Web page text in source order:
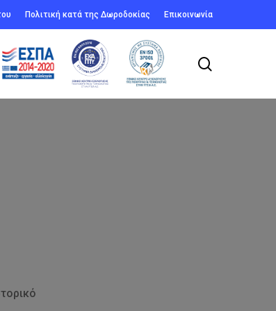
Πολιτική κατά της Δωροδοκίας Επικοινωνία